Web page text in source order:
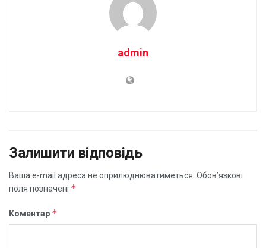
admin
Залишити відповідь
Ваша e-mail адреса не оприлюднюватиметься. Обов’язкові
поля позначені *
Коментар *